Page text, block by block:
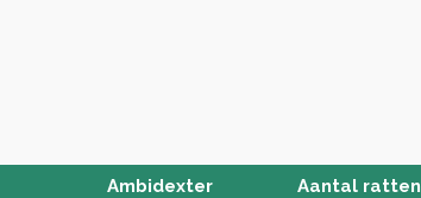
Ambidexter Aantal ratten